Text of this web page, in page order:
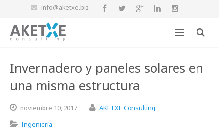
info@aketxe.biz
Invernadero y paneles solares en
una misma estructura
noviembre 10, 2017
AKETXE Consulting
Ingeniería